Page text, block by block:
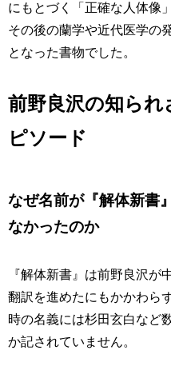
にもとづく「正確な人体像
その後の蘭学や近代医学の
となった書物でした。
前野良沢の知られ
ピソード
なぜ名前が『解体新書
なかったのか
『解体新書』は前野良沢が
翻訳を進めたにもかかわら
時の名義には杉田玄白など
か記されていません。